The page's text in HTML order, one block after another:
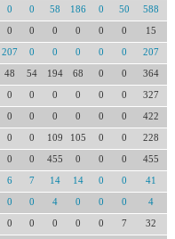
0 0 58 186 0 50 588
0 0 0 0 0 0 15
207 0 0 0 0 0 207
48 54 194 68 0 0 364
0 0 0 0 0 0 327
0 0 0 0 0 0 422
0 0 109 105 0 0 228
0 0 455 0 0 0 455
6 7 14 14 0 0 41
0 0 4 0 0 0 4
0 0 0 0 0 7 32